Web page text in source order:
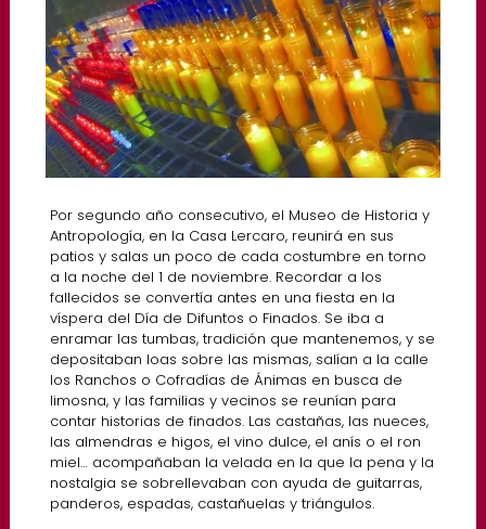
Por segundo año consecutivo, el Museo de Historia y
Antropología, en la Casa Lercaro, reunirá en sus
patios y salas un poco de cada costumbre en torno
a la noche del 1 de noviembre. Recordar a los
fallecidos se convertía antes en una fiesta en la
víspera del Día de Difuntos o Finados. Se iba a
enramar las tumbas, tradición que mantenemos, y se
depositaban loas sobre las mismas, salían a la calle
los Ranchos o Cofradías de Ánimas en busca de
limosna, y las familias y vecinos se reunían para
contar historias de finados. Las castañas, las nueces,
las almendras e higos, el vino dulce, el anís o el ron
miel… acompañaban la velada en la que la pena y la
nostalgia se sobrellevaban con ayuda de guitarras,
panderos, espadas, castañuelas y triángulos.